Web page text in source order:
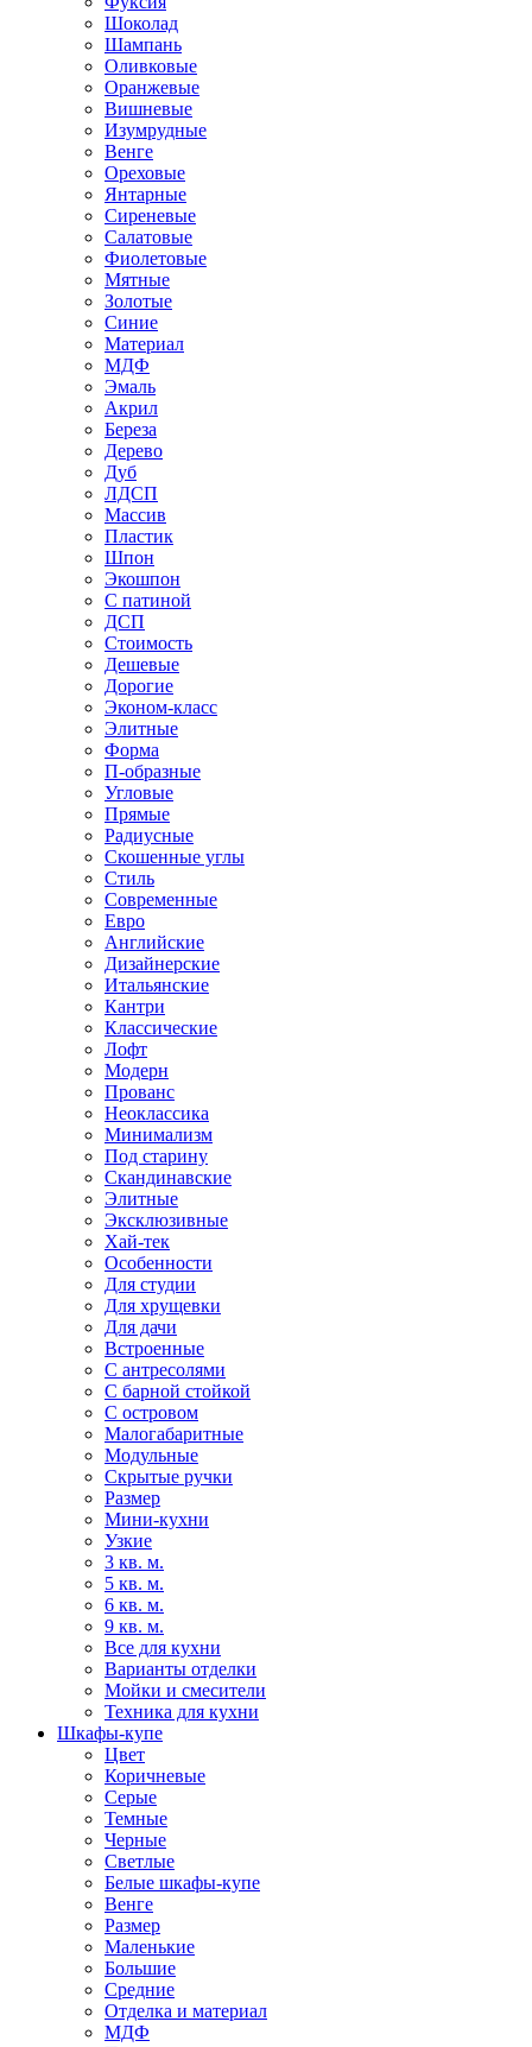
Шоколад
Шампань
Оливковые
Оранжевые
Вишневые
Изумрудные
Венге
Ореховые
Янтарные
Сиреневые
Салатовые
Фиолетовые
Мятные
Золотые
Синие
Материал
МДФ
Эмаль
Акрил
Береза
Дерево
Дуб
ЛДСП
Массив
Пластик
Шпон
Экошпон
С патиной
ДСП
Стоимость
Дешевые
Дорогие
Эконом-класс
Элитные
Форма
П-образные
Угловые
Прямые
Радиусные
Скошенные углы
Стиль
Современные
Евро
Английские
Дизайнерские
Итальянские
Кантри
Классические
Лофт
Модерн
Прованс
Неоклассика
Минимализм
Под старину
Скандинавские
Элитные
Эксклюзивные
Хай-тек
Особенности
Для студии
Для хрущевки
Для дачи
Встроенные
С антресолями
С барной стойкой
С островом
Малогабаритные
Модульные
Скрытые ручки
Размер
Мини-кухни
Узкие
3 кв. м.
5 кв. м.
6 кв. м.
9 кв. м.
Все для кухни
Варианты отделки
Мойки и смесители
Техника для кухни
Шкафы-купе
Цвет
Коричневые
Серые
Темные
Черные
Светлые
Белые шкафы-купе
Венге
Размер
Маленькие
Большие
Средние
Отделка и материал
МДФ